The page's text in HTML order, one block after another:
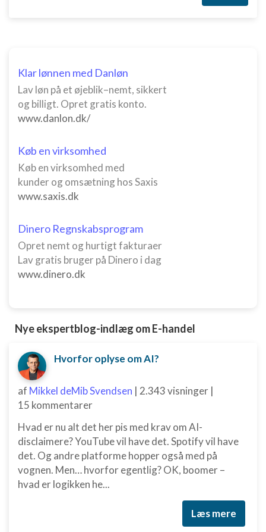
Klar lønnen med Danløn
Lav løn på et øjeblik–nemt, sikkert
og billigt. Opret gratis konto.
www.danlon.dk/
Køb en virksomhed
Køb en virksomhed med
kunder og omsætning hos Saxis
www.saxis.dk
Dinero Regnskabsprogram
Opret nemt og hurtigt fakturaer
Lav gratis bruger på Dinero i dag
www.dinero.dk
Nye ekspertblog-indlæg om E-handel
Hvorfor oplyse om AI?
af Mikkel deMib Svendsen | 2.343 visninger |
15 kommentarer
Hvad er nu alt det her pis med krav om AI-
disclaimere? YouTube vil have det. Spotify vil have
det. Og andre platforme hopper også med på
vognen. Men… hvorfor egentlig? OK, boomer –
hvad er logikken he...
Læs mere